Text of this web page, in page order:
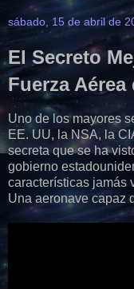
sábado, 15 de abril de
El Secreto
Fuerza Aérea
Uno de los mayores
EE. UU, la NSA, la
secreta que se ha
gobierno
características jamás
Una aeronave capaz